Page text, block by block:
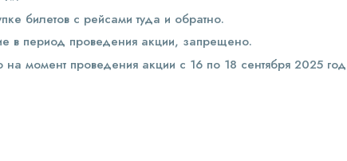
билетов с рейсами туда и обратно.
в период проведения акции, запрещено.
момент проведения акции с 16 по 18 сентября 2025